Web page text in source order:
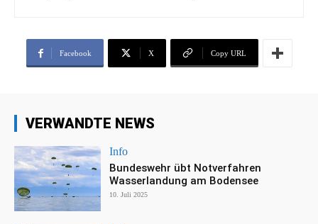
Facebook X Copy URL
VERWANDTE NEWS
Info
Bundeswehr übt Notverfahren
Wasserlandung am Bodensee
10. Juli 2025